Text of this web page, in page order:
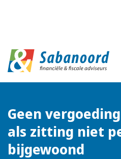
Geen
als zitting niet
bijgewoond